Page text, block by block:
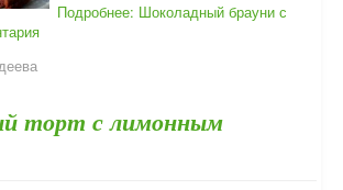
Подробнее: Шоколадный брауни с
торт с лимонным